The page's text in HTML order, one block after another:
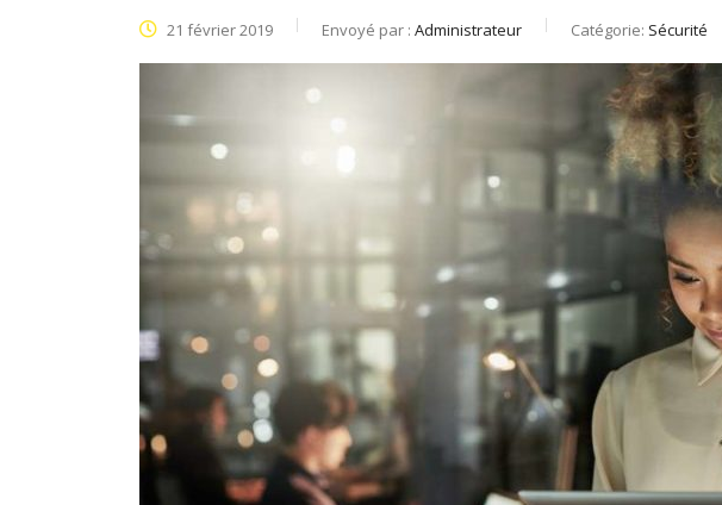
21 février 2019 Envoyé par : Administrateur Catégorie: Sécurité